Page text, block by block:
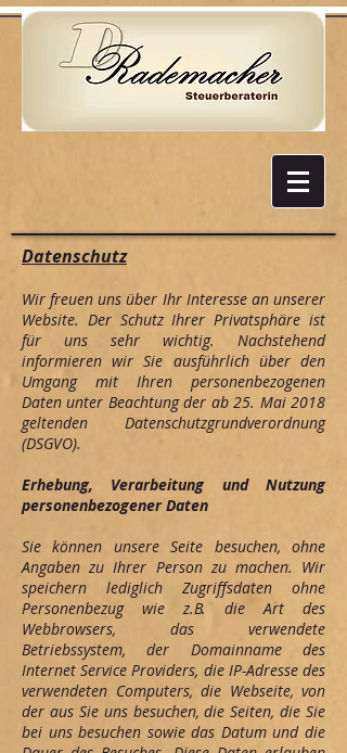
Datenschutz
Wir freuen uns über Ihr Interesse an unserer
Website. Der Schutz Ihrer Privatsphäre ist
für uns sehr wichtig. Nachstehend
informieren wir Sie ausführlich über den
Umgang mit Ihren personenbezogenen
Daten unter Beachtung der ab 25. Mai 2018
geltenden Datenschutzgrundverordnung
(DSGVO).
Erhebung, Verarbeitung und Nutzung
personenbezogener Daten
Sie können unsere Seite besuchen, ohne
Angaben zu Ihrer Person zu machen. Wir
speichern lediglich Zugriffsdaten ohne
Personenbezug wie z.B. die Art des
Webbrowsers, das verwendete
Betriebssystem, der Domainname des
Internet Service Providers, die IP-Adresse des
verwendeten Computers, die Webseite, von
der aus Sie uns besuchen, die Seiten, die Sie
bei uns besuchen sowie das Datum und die